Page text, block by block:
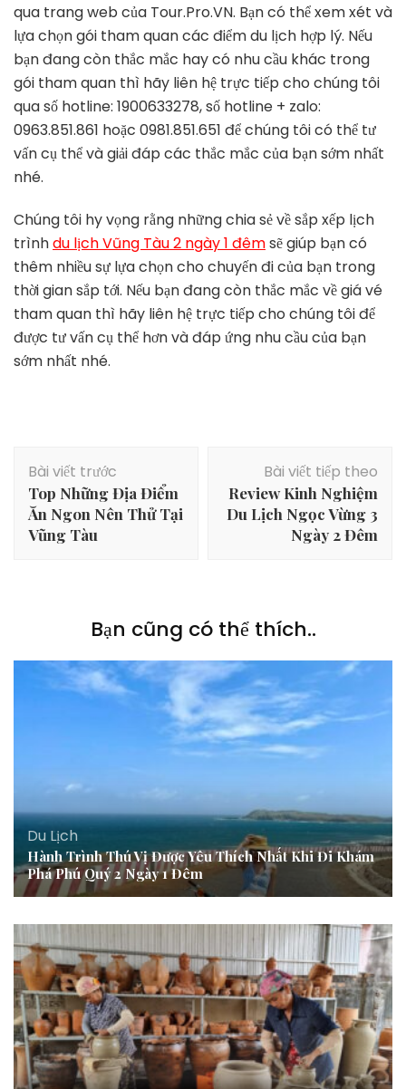
qua trang web của Tour.Pro.VN. Bạn có thể xem xét và
lựa chọn gói tham quan các điểm du lịch hợp lý. Nếu
bạn đang còn thắc mắc hay có nhu cầu khác trong
gói tham quan thì hãy liên hệ trực tiếp cho chúng tôi
qua số hotline: 1900633278, số hotline + zalo:
0963.851.861 hoặc 0981.851.651 để chúng tôi có thể tư
vấn cụ thể và giải đáp các thắc mắc của bạn sớm nhất
nhé.
Chúng tôi hy vọng rằng những chia sẻ về sắp xếp lịch
trìnhdu lịch Vũng Tàu 2 ngày 1 đêmsẽ giúp bạn có
thêm nhiều sự lựa chọn cho chuyến đi của bạn trong
thời gian sắp tới. Nếu bạn đang còn thắc mắc về giá vé
tham quan thì hãy liên hệ trực tiếp cho chúng tôi để
được tư vấn cụ thể hơn và đáp ứng nhu cầu của bạn
sớm nhất nhé.
Điều
hướng
bài
viết
Bài viết trước
Top Những Địa Điểm
Ăn Ngon Nên Thử Tại
Vũng Tàu
Bài viết tiếp theo
Review Kinh Nghiệm
Du Lịch Ngọc Vừng 3
Ngày 2 Đêm
Bạn cũng có thể thích..
Du Lịch
Hành Trình Thú Vị Được Yêu Thích Nhất Khi Đi Khám
Phá Phú Quý 2 Ngày 1 Đêm